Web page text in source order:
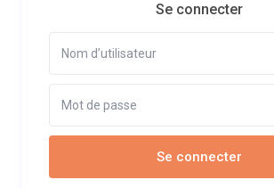
Se connecter
Se connecter